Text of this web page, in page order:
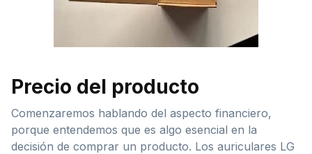
Precio del producto
Comenzaremos hablando del aspecto financiero,
porque entendemos que es algo esencial en la
decisión de comprar un producto. Los auriculares LG